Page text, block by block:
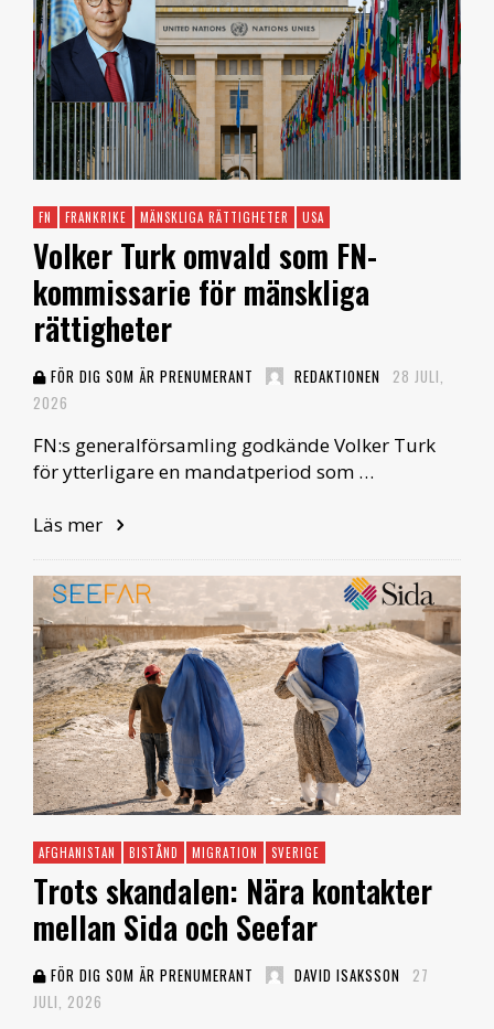
FN FRANKRIKE MÄNSKLIGA RÄTTIGHETER USA
Volker Turk omvald som FN-
kommissarie för mänskliga
rättigheter
FÖR DIG SOM ÄR PRENUMERANT REDAKTIONEN
28 JULI,
2026
FN:s generalförsamling godkände Volker Turk
för ytterligare en mandatperiod som …
Läs mer
AFGHANISTAN BISTÅND MIGRATION SVERIGE
Trots skandalen: Nära kontakter
mellan Sida och Seefar
FÖR DIG SOM ÄR PRENUMERANT DAVID ISAKSSON
27
JULI, 2026